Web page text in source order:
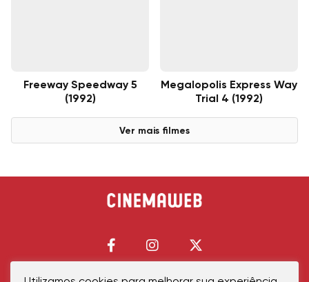
Freeway Speedway 5
(1992)
Megalopolis Express Way
Trial 4 (1992)
Ver mais filmes